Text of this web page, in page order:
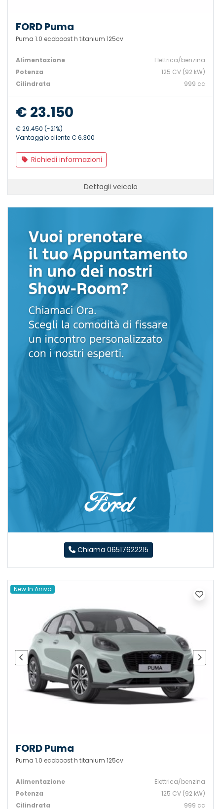
FORD Puma
Puma 1.0 ecoboost h titanium 125cv
Alimentazione
Elettrica/benzina
Potenza
125 CV (92 kW)
Cilindrata
999 cc
€ 23.150
€ 29.450 (-21%)
Vantaggio cliente € 6.300
Richiedi informazioni
Dettagli veicolo
Chiama 06517622215
New In Arrivo
FORD Puma
Puma 1.0 ecoboost h titanium 125cv
Alimentazione
Elettrica/benzina
Potenza
125 CV (92 kW)
Cilindrata
999 cc